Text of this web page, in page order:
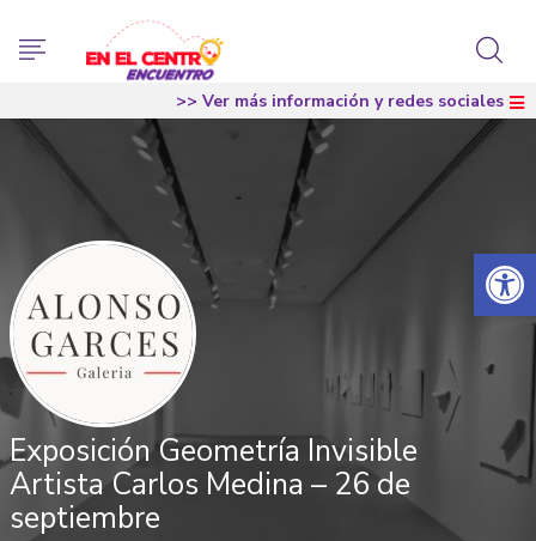
Abrir
>> Ver más información y redes sociales
Exposición Geometría Invisible
Artista Carlos Medina – 26 de
septiembre